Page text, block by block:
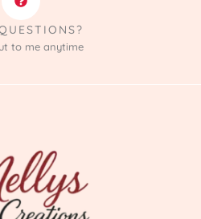
to me anytime